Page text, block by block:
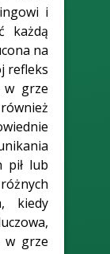
i
każdą
na
refleks
w grze
pił lub
kiedy
w grze